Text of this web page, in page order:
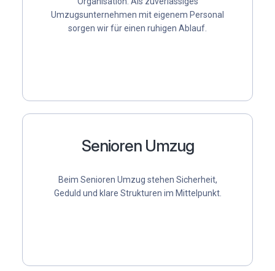
Umzugsunternehmen mit eigenem Personal
sorgen wir für einen ruhigen Ablauf.
Senioren Umzug
Beim Senioren Umzug stehen Sicherheit,
Geduld und klare Strukturen im Mittelpunkt.